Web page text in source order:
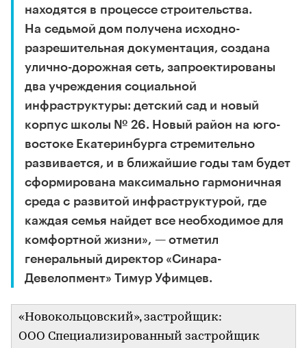
находятся в процессе строительства.
На седьмой дом получена исходно-
разрешительная документация, создана
улично-дорожная сеть, запроектированы
два учреждения социальной
инфраструктуры: детский сад и новый
корпус школы № 26. Новый район на юго-
востоке Екатеринбурга стремительно
развивается, и в ближайшие годы там будет
сформирована максимально гармоничная
среда с развитой инфраструктурой, где
каждая семья найдет все необходимое для
комфортной жизни», — отметил
генеральный директор «Синара-
Девелопмент» Тимур Уфимцев.
«Новокольцовский», застройщик:
ООО Специализированный застройщик